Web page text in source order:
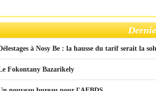
à Nosy Be : la hausse du tarif serait la
Fokontany Bazarikely